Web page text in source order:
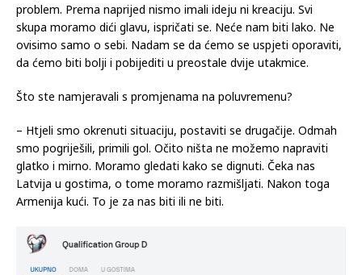
problem. Prema naprijed nismo imali ideju ni kreaciju. Svi
skupa moramo dići glavu, ispričati se. Neće nam biti lako. Ne
ovisimo samo o sebi. Nadam se da ćemo se uspjeti oporaviti,
da ćemo biti bolji i pobijediti u preostale dvije utakmice.
Što ste namjeravali s promjenama na poluvremenu?
– Htjeli smo okrenuti situaciju, postaviti se drugačije. Odmah
smo pogriješili, primili gol. Očito ništa ne možemo napraviti
glatko i mirno. Moramo gledati kako se dignuti. Čeka nas
Latvija u gostima, o tome moramo razmišljati. Nakon toga
Armenija kući. To je za nas biti ili ne biti.